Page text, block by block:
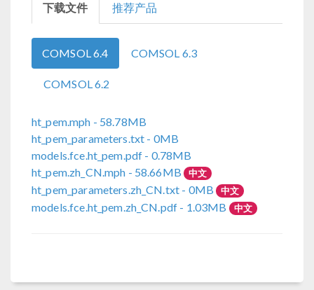
下载文件 推荐产品
COMSOL 6.4 COMSOL 6.3
COMSOL 6.2
ht_pem.mph - 58.78MB
ht_pem_parameters.txt - 0MB
models.fce.ht_pem.pdf - 0.78MB
ht_pem.zh_CN.mph - 58.66MB 中文
ht_pem_parameters.zh_CN.txt - 0MB 中文
models.fce.ht_pem.zh_CN.pdf - 1.03MB 中文